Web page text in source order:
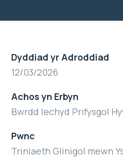
Dyddiad yr Adroddiad
12/03/2026
Achos yn Erbyn
Bwrdd Iechyd Prifysgol
Pwnc
Triniaeth Glinigol mewn